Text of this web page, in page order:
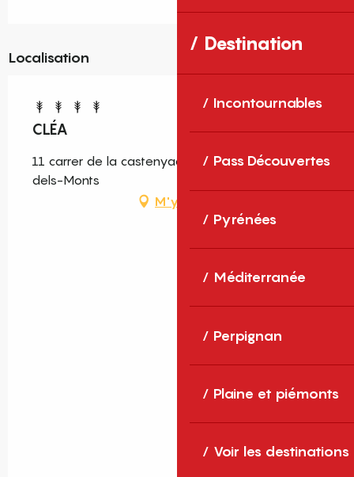
Destination
Incontournables
Pass Découvertes
Pyrénées
Méditerranée
Perpignan
Plaine et piémonts
Voir les destinations
Localisation
CLÉA
11 carrer de la castenyada, 66740 Villelongue-
dels-Monts
M'y rendre